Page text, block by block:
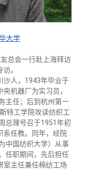
大学
总会一行赴上海拜访
。
沙人，1943年毕业于
机器厂为实习员，
主任；后到杭州第一
特工学院攻读纺织工
总理号召于1951年初
系任教。同年，经院
中国纺织大学）从事
任职期间，先后担任
室主任兼任棉纺工场